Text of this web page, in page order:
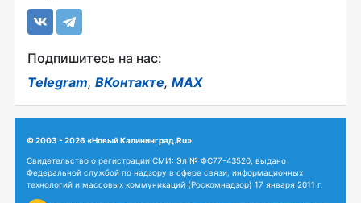
Подпишитесь на нас:
Telegram, ВКонтакте, MAX
© 2003 - 2026 «Новый Калининград.Ru»
Свидетельство о регистрации СМИ: Эл № ФС77-43520, выдано
Федеральной службой по надзору в сфере связи, информационных
технологий и массовых коммуникаций (Роскомнадзор) 17 января 2011 г.